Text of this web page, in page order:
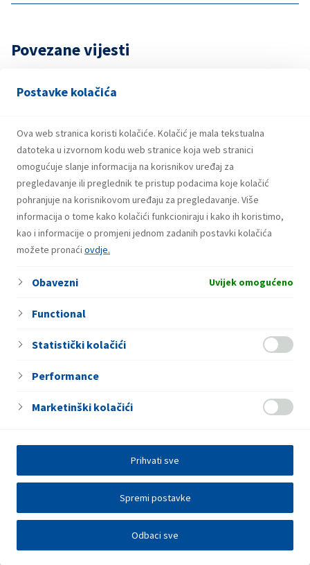
Postavke kolačića
Ova web stranica koristi kolačiće. Kolačić je mala tekstualna
datoteka u izvornom kodu web stranice koja web stranici
omogućuje slanje informacija na korisnikov uređaj za
pregledavanje ili preglednik te pristup podacima koje kolačić
pohranjuje na korisnikovom uređaju za pregledavanje. Više
informacija o tome kako kolačići funkcioniraju i kako ih koristimo,
kao i informacije o promjeni jednom zadanih postavki kolačića
možete pronaći ovdje.
Obavezni Uvijek omogućeno
Functional
Statistički kolačići
Performance
Marketinški kolačići
Odbaci sve
Spremi postavke
Prihvati sve
Povezane vijesti
“Coca-Cola te rashladi, INA/EP CLUB te
nagradi!”
31. Jula 2026.
Dobitnici drugog kruga nagradne igre
“Coca-Cola te rashladi, INA/EP CLUB te